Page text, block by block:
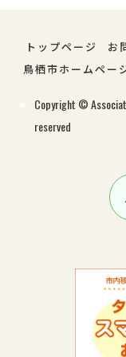
トップページ お
鳥栖市ホームペー
Copyright ©
reserved